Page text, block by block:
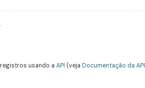
usando a API (veja Documentação da API